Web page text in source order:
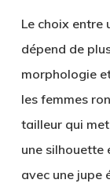
Le choix entre
dépend de
morphologie
les femmes
tailleur qui
une silhouette
avec une jupe